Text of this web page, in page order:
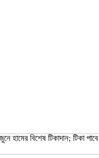
হামের বিশেষ টিকাদান; টিকা